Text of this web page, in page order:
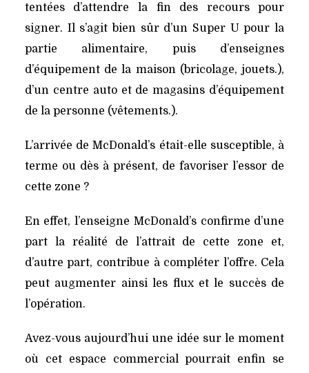
tentées d’attendre la fin des recours pour
signer. Il s’agit bien sûr d’un Super U pour la
partie alimentaire, puis d’enseignes
d’équipement de la maison (bricolage, jouets.),
d’un centre auto et de magasins d’équipement
de la personne (vêtements.).
L’arrivée de McDonald’s était-elle susceptible, à
terme ou dès à présent, de favoriser l’essor de
cette zone ?
En effet, l’enseigne McDonald’s confirme d’une
part la réalité de l’attrait de cette zone et,
d’autre part, contribue à compléter l’offre. Cela
peut augmenter ainsi les flux et le succès de
l’opération.
Avez-vous aujourd’hui une idée sur le moment
où cet espace commercial pourrait enfin se